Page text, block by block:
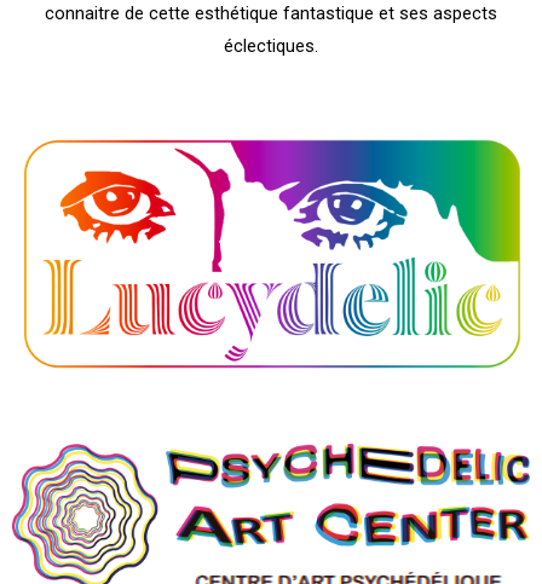
connaitre de cette esthétique fantastique et ses aspects
éclectiques.